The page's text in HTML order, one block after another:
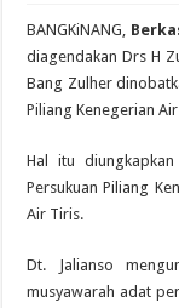
Ini,
Bang
Jadi
Pito
BANGKiNANG,
diagendakan Drs H
Bang Zulher
Piliang Kenegerian
Hal itu
Persukuan Piliang
Air Tiris.
Dt. Jalianso
musyawarah adat